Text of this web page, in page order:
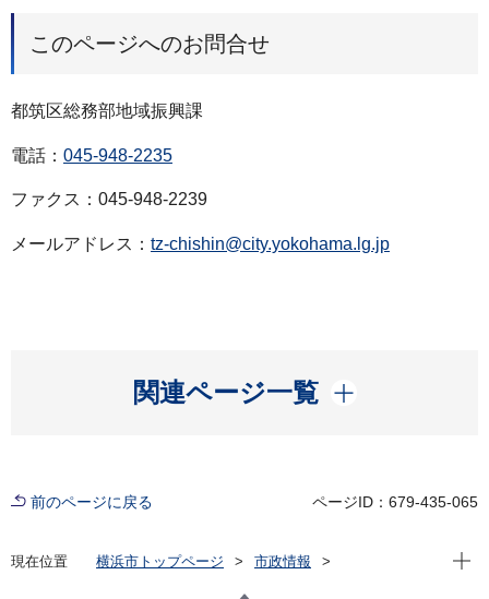
このページへのお問合せ
都筑区総務部地域振興課
電話： 045-948-2235
ファクス：045-948-2239
メールアドレス： tz-chishin@city.yokohama.lg.jp
関連ページ一覧
開く
前のページに戻る ページID：679-435-065
現在位置 横浜市トップページ
市政情報
現在